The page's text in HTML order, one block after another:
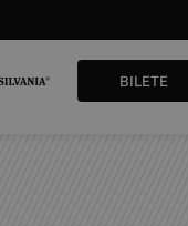
BILETE